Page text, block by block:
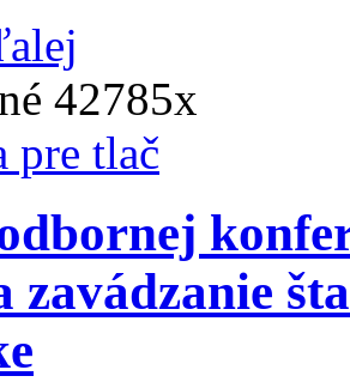
42785x
pre tlač
zavádzanie